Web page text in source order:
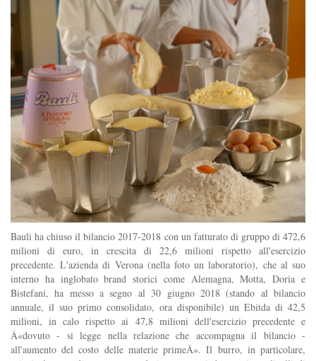
Bauli ha chiuso il bilancio 2017-2018 con un fatturato di gruppo di 472,6
milioni di euro, in crescita di 22,6 milioni rispetto all'esercizio
precedente. L'azienda di Verona (nella foto un laboratorio), che al suo
interno ha inglobato brand storici come Alemagna, Motta, Doria e
Bistefani, ha messo a segno al 30 giugno 2018 (stando al bilancio
annuale, il suo primo consolidato, ora disponibile) un Ebitda di 42,5
milioni, in calo rispetto ai 47,8 milioni dell'esercizio precedente e
Â«dovuto - si legge nella relazione che accompagna il bilancio -
all'aumento del costo delle materie primeÂ». Il burro, in particolare,